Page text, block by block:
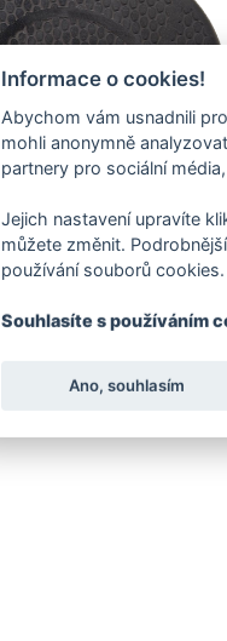
Informace o cookies!
Abychom vám usnadnili
mohli anonymně
partnery pro sociální
Jejich nastavení upravíte
můžete změnit.
používání souborů cookies.
Souhlasíte s používáním
Ano, souhlasím